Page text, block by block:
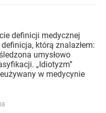
definicji medycznej
którą znalazłem:
umysłowo
„Idiotyzm”
w medycynie